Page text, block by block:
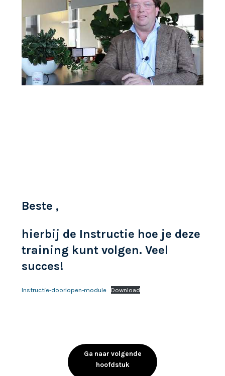
Beste ,
hierbij de Instructie hoe je deze
training kunt volgen. Veel
succes!
Instructie-doorlopen-module Download
Ga naar volgende
hoofdstuk